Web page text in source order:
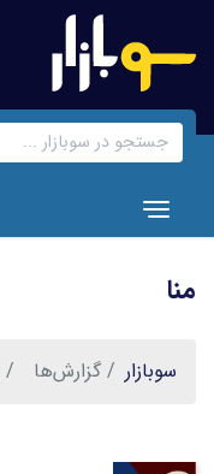
اصلی
Toggle navigation
منا
سوبازار گزارش‌ها